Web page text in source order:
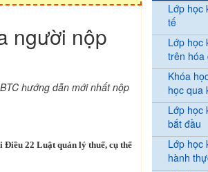
người nộp
hướng dẫn mới nhất nộp
Điều 22 Luật quản lý thuế, cụ thể
Lớp học
tế
Lớp học
trên hóa
Khóa
học qua
Lớp học
bắt đầu
Lớp học
hành